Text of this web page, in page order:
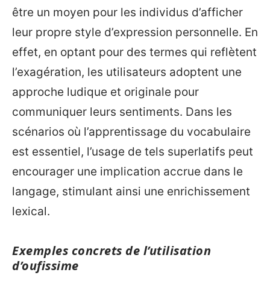
être un moyen pour les individus d’afficher
leur propre style d’expression personnelle. En
effet, en optant pour des termes qui reflètent
l’exagération, les utilisateurs adoptent une
approche ludique et originale pour
communiquer leurs sentiments. Dans les
scénarios où l’apprentissage du vocabulaire
est essentiel, l’usage de tels superlatifs peut
encourager une implication accrue dans le
langage, stimulant ainsi une enrichissement
lexical.
Exemples concrets de l’utilisation
d’oufissime